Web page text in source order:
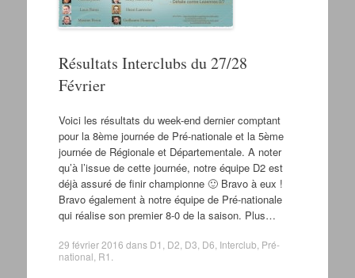
Résultats Interclubs du 27/28
Février
Voici les résultats du week-end dernier comptant
pour la 8ème journée de Pré-nationale et la 5ème
journée de Régionale et Départementale. A noter
qu’à l’issue de cette journée, notre équipe D2 est
déjà assuré de finir championne 🙂 Bravo à eux !
Bravo également à notre équipe de Pré-nationale
qui réalise son premier 8-0 de la saison. Plus…
29 février 2016 dans D1 D2 D3 D6 Interclub Pré-
national R1